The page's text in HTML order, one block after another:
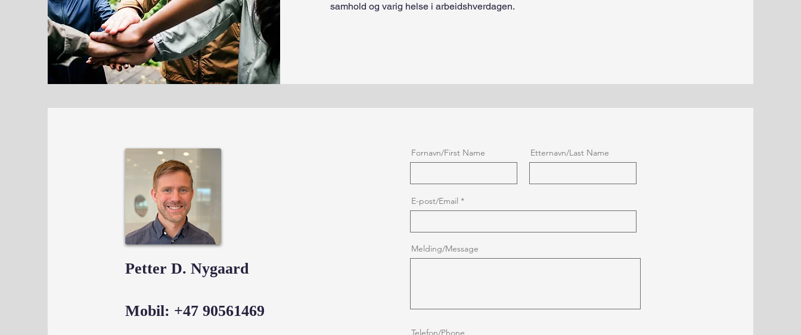
samhold og varig helse i arbeidshverdagen.
Petter D. Nygaard
Mobil: +47 90561469
Fornavn/First Name Etternavn/Last Name
E-post/Email
Melding/Message
Telefon/Phone